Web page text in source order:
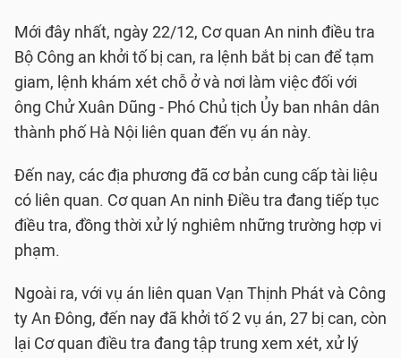
Mới đây nhất, ngày 22/12, Cơ quan An ninh điều tra
Bộ Công an khởi tố bị can, ra lệnh bắt bị can để tạm
giam, lệnh khám xét chỗ ở và nơi làm việc đối với
ông Chử Xuân Dũng - Phó Chủ tịch Ủy ban nhân dân
thành phố Hà Nội liên quan đến vụ án này.
Đến nay, các địa phương đã cơ bản cung cấp tài liệu
có liên quan. Cơ quan An ninh Điều tra đang tiếp tục
điều tra, đồng thời xử lý nghiêm những trường hợp vi
phạm.
Ngoài ra, với vụ án liên quan Vạn Thịnh Phát và Công
ty An Đông, đến nay đã khởi tố 2 vụ án, 27 bị can, còn
lại Cơ quan điều tra đang tập trung xem xét, xử lý